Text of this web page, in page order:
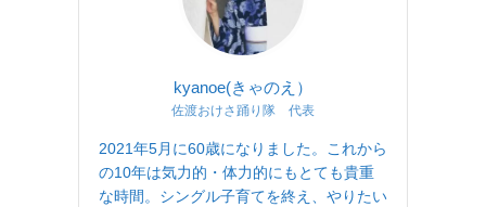
kyanoe(きゃのえ）
佐渡おけさ踊り隊 代表
2021年5月に60歳になりました。これから
の10年は気力的・体力的にもとても貴重
な時間。シングル子育てを終え、やりたい